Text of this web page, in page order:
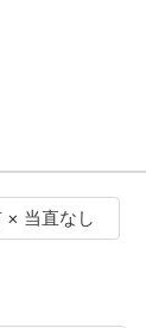
× 当直なし